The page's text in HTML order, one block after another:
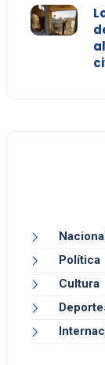
Política
Cultura